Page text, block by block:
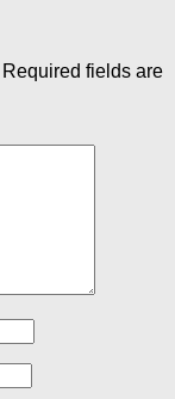
Required fields are